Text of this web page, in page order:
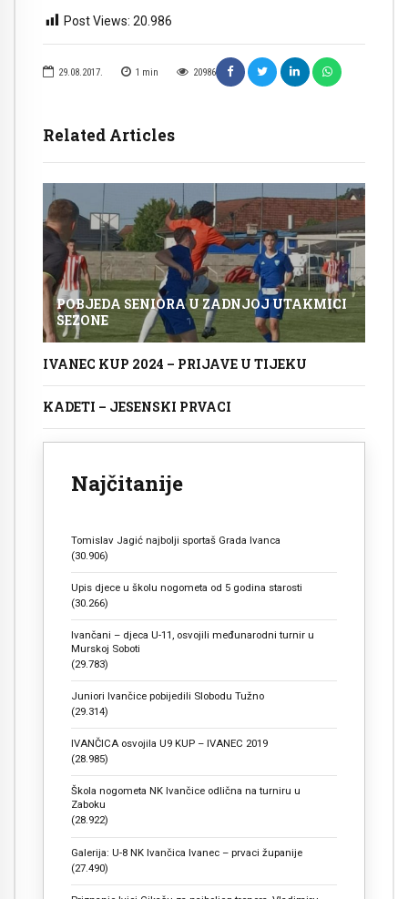
29.08.2017. 1 min 20986
Related Articles
POBJEDA SENIORA U ZADNJOJ UTAKMICI
SEZONE
IVANEC KUP 2024 – PRIJAVE U TIJEKU
KADETI – JESENSKI PRVACI
Najčitanije
Tomislav Jagić najbolji sportaš Grada Ivanca
(30.906)
Upis djece u školu nogometa od 5 godina starosti
(30.266)
Ivančani – djeca U-11, osvojili međunarodni turnir u
Murskoj Soboti
(29.783)
Juniori Ivančice pobijedili Slobodu Tužno
(29.314)
IVANČICA osvojila U9 KUP – IVANEC 2019
(28.985)
Škola nogometa NK Ivančice odlična na turniru u
Zaboku
(28.922)
Galerija: U-8 NK Ivančica Ivanec – prvaci županije
(27.490)
Post Views: 20.986